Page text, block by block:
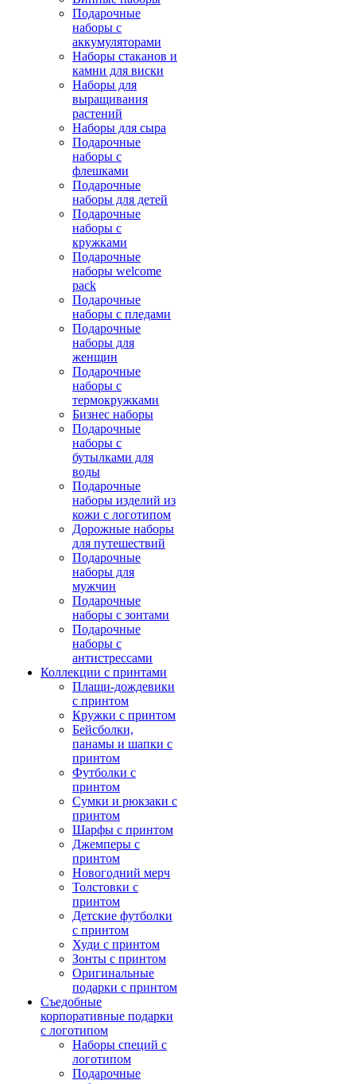
Подарочные
наборы с
аккумуляторами
Наборы стаканов и
камни для виски
Наборы для
выращивания
растений
Наборы для сыра
Подарочные
наборы с
флешками
Подарочные
наборы для детей
Подарочные
наборы с
кружками
Подарочные
наборы welcome
pack
Подарочные
наборы с пледами
Подарочные
наборы для
женщин
Подарочные
наборы с
термокружками
Бизнес наборы
Подарочные
наборы с
бутылками для
воды
Подарочные
наборы изделий из
кожи с логотипом
Дорожные наборы
для путешествий
Подарочные
наборы для
мужчин
Подарочные
наборы с зонтами
Подарочные
наборы с
антистрессами
Коллекции с принтами
Плащи-дождевики
с принтом
Кружки с принтом
Бейсболки,
панамы и шапки с
принтом
Футболки с
принтом
Сумки и рюкзаки с
принтом
Шарфы с принтом
Джемперы с
принтом
Новогодний мерч
Толстовки с
принтом
Детские футболки
с принтом
Худи с принтом
Зонты с принтом
Оригинальные
подарки с принтом
Съедобные
корпоративные подарки
с логотипом
Наборы специй с
логотипом
Подарочные